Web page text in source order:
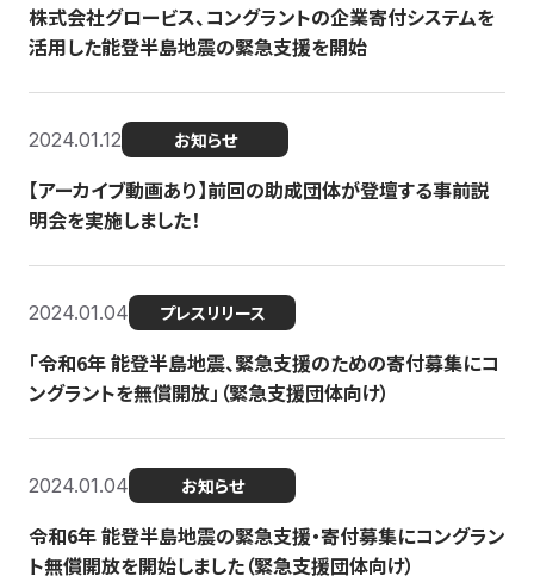
株式会社グロービス、コングラントの企業寄付システムを
活用した能登半島地震の緊急支援を開始
2024.01.12 お知らせ
【アーカイブ動画あり】前回の助成団体が登壇する事前説
明会を実施しました！
2024.01.04 プレスリリース
「令和6年 能登半島地震、緊急支援のための寄付募集にコ
ングラントを無償開放」（緊急支援団体向け）
2024.01.04 お知らせ
令和6年 能登半島地震の緊急支援・寄付募集にコングラン
ト無償開放を開始しました（緊急支援団体向け）